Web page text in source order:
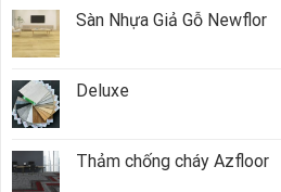
Sàn Nhựa Giả Gỗ Newflor
Deluxe
Thảm chống cháy Azfloor